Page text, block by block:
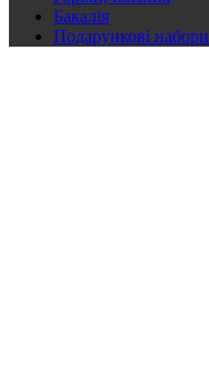
Бакалія
Подарункові набори